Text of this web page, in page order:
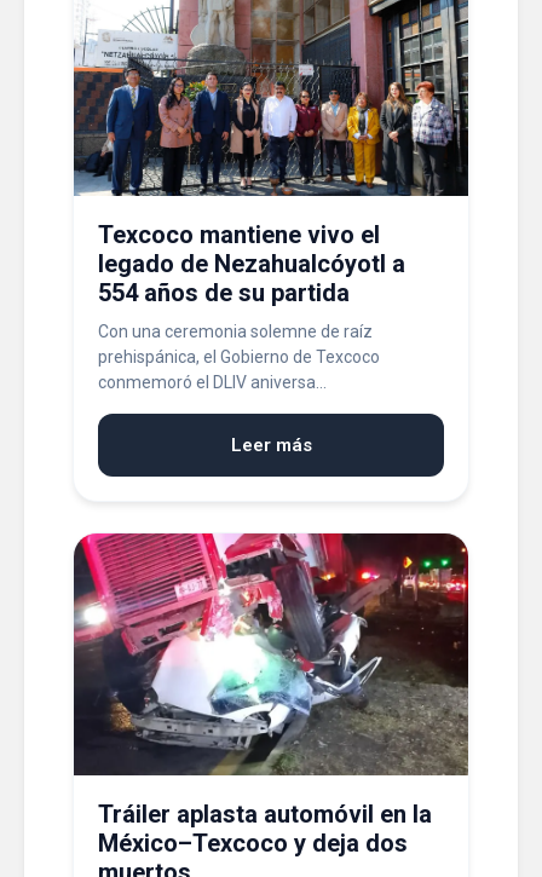
Texcoco mantiene vivo el
legado de Nezahualcóyotl a
554 años de su partida
Con una ceremonia solemne de raíz
prehispánica, el Gobierno de Texcoco
conmemoró el DLIV aniversa...
Leer más
Tráiler aplasta automóvil en la
México–Texcoco y deja dos